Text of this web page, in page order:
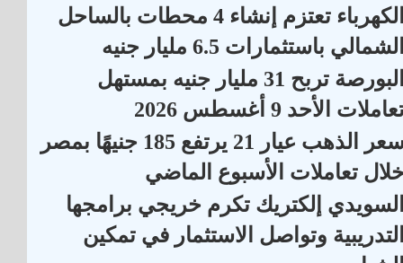
الكهرباء تعتزم إنشاء 4 محطات بالساحل
باستثمارات 6.5 مليار جنيه
البورصة تربح 31 مليار جنيه بمستهل
الأحد 9 أغسطس 2026
سعر الذهب عيار 21 يرتفع 185 جنيهًا بمصر
تعاملات الأسبوع الماضي
إلكتريك تكرم خريجي برامجها
وتواصل الاستثمار في تمكين